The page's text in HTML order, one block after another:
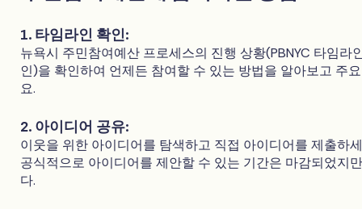
1. 타임라인 확인:
뉴욕시 주민참여예산 프로세스의 진행 상황(PBNYC 타임라
인)을 확인하여 언제든 참여할 수 있는 방법을 알아보고 주
요.
2. 아이디어 공유:
이웃을 위한 아이디어를 탐색하고 직접 아이디어를 제출하
공식적으로 아이디어를 제안할 수 있는 기간은 마감되었지
다.